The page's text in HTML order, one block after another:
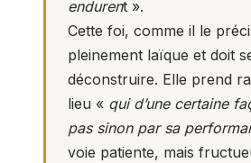
endurent ».
Cette foi, comme il le
pleinement laïque et doit
déconstruire. Elle prend
lieu « qui d’une certaine
pas sinon par sa
voie patiente, mais